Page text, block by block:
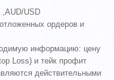
,AUD/USD
ордеров и
информацию: цену
Loss) и тейк профит
действительными